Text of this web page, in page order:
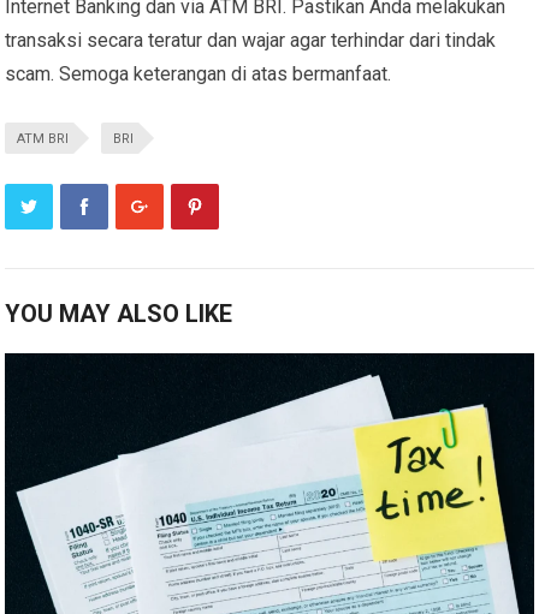
Internet Banking dan via ATM BRI. Pastikan Anda melakukan
transaksi secara teratur dan wajar agar terhindar dari tindak
scam. Semoga keterangan di atas bermanfaat.
ATM BRI BRI
YOU MAY ALSO LIKE